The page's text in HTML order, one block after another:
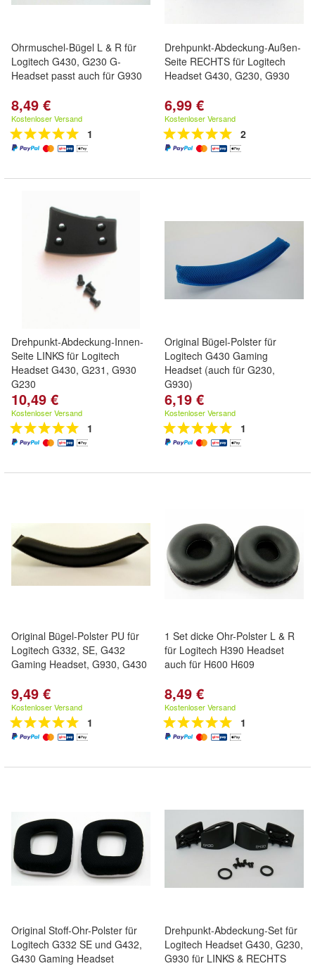
Ohrmuschel-Bügel L & R für
Logitech G430, G230 G-
Headset passt auch für G930
8,49 €
Kostenloser Versand
1
Drehpunkt-Abdeckung-Außen-
Seite RECHTS für Logitech
Headset G430, G230, G930
6,99 €
Kostenloser Versand
2
Drehpunkt-Abdeckung-Innen-
Seite LINKS für Logitech
Headset G430, G231, G930
G230
10,49 €
Kostenloser Versand
1
Original Bügel-Polster für
Logitech G430 Gaming
Headset (auch für G230,
G930)
6,19 €
Kostenloser Versand
1
Original Bügel-Polster PU für
Logitech G332, SE, G432
Gaming Headset, G930, G430
9,49 €
Kostenloser Versand
1
1 Set dicke Ohr-Polster L & R
für Logitech H390 Headset
auch für H600 H609
8,49 €
Kostenloser Versand
1
Original Stoff-Ohr-Polster für
Logitech G332 SE und G432,
G430 Gaming Headset
Drehpunkt-Abdeckung-Set für
Logitech Headset G430, G230,
G930 für LINKS & RECHTS